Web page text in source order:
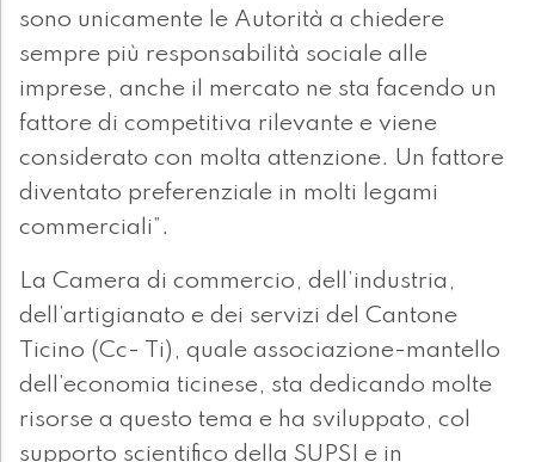
sono unicamente le Autorità a chiedere
sempre più responsabilità sociale alle
imprese, anche il mercato ne sta facendo un
fattore di competitiva rilevante e viene
considerato con molta attenzione. Un fattore
diventato preferenziale in molti legami
commerciali”.
La Camera di commercio, dell’industria,
dell’artigianato e dei servizi del Cantone
Ticino (Cc- Ti), quale associazione-mantello
dell’economia ticinese, sta dedicando molte
risorse a questo tema e ha sviluppato, col
supporto scientifico della SUPSI e in